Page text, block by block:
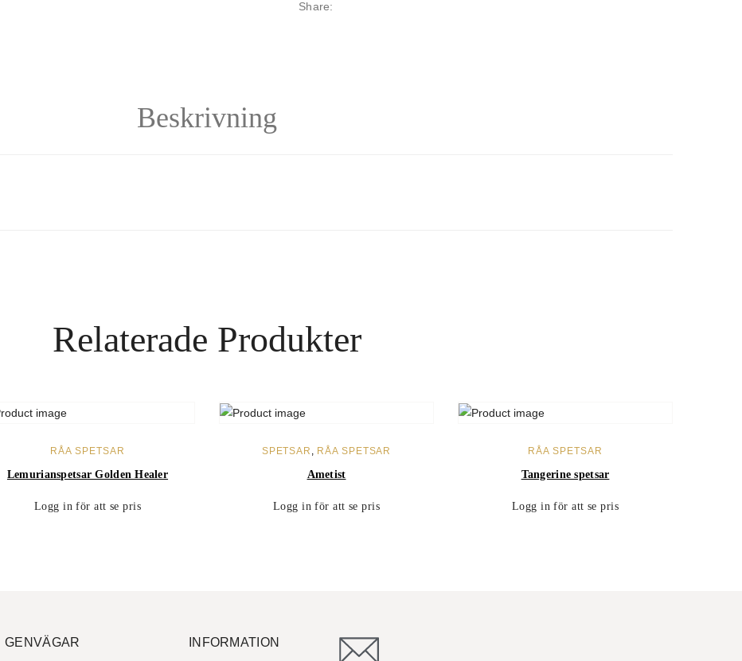
Share:
Beskrivning
Relaterade Produkter
RÅA SPETSAR
Lemurianspetsar Golden Healer
Logg in för att se pris
SPETSAR RÅA SPETSAR
Ametist
Logg in för att se pris
RÅA SPETSAR
Tangerine spetsar
Logg in för att se pris
GENVÄGAR INFORMATION